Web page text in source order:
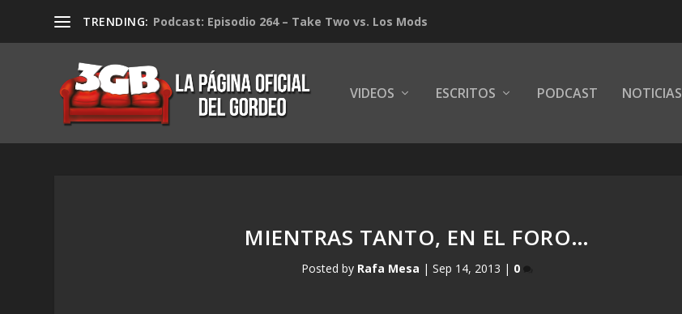
TRENDING: Podcast: Episodio 264 – Take Two vs. Los Mods
VIDEOS ESCRITOS PODCAST NOTICIAS
MIENTRAS TANTO, EN EL FORO…
Posted by Rafa Mesa | Sep 14, 2013 | 0